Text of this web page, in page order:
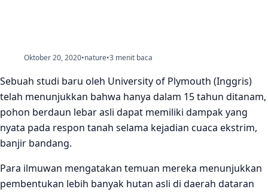
Oktober 20, 2020•nature•3 menit baca
Sebuah studi baru oleh University of Plymouth (Inggris)
telah menunjukkan bahwa hanya dalam 15 tahun ditanam,
pohon berdaun lebar asli dapat memiliki dampak yang
nyata pada respon tanah selama kejadian cuaca ekstrim,
banjir bandang.
Para ilmuwan mengatakan temuan mereka menunjukkan
pembentukan lebih banyak hutan asli di daerah dataran